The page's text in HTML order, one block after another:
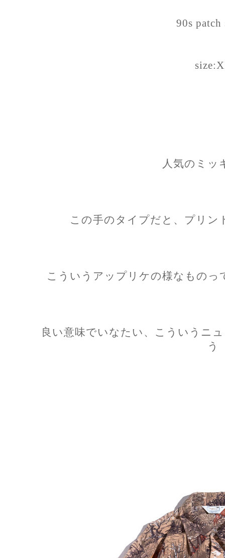
90s patch
人気のミッ
この手のタイプだと、プリン
こういうアップリケの様なもの
良い意味でいなたい、こういうニ
う